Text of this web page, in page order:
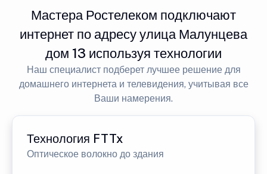
Мастера Ростелеком подключают
интернет по адресу улица Малунцева
дом 13 используя технологии
Наш специалист подберет лучшее решение для
домашнего интернета и телевидения, учитывая все
Ваши намерения.
Технология FTTx
Оптическое волокно до здания